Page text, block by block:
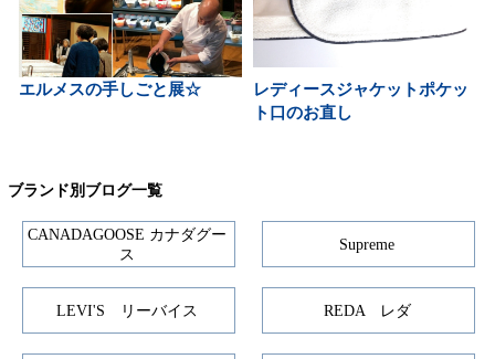
エルメスの手しごと展☆
レディースジャケットポケッ
ト口のお直し
ブランド別ブログ一覧
CANADAGOOSE カナダグー
ス
Supreme
LEVI'S リーバイス REDA レダ